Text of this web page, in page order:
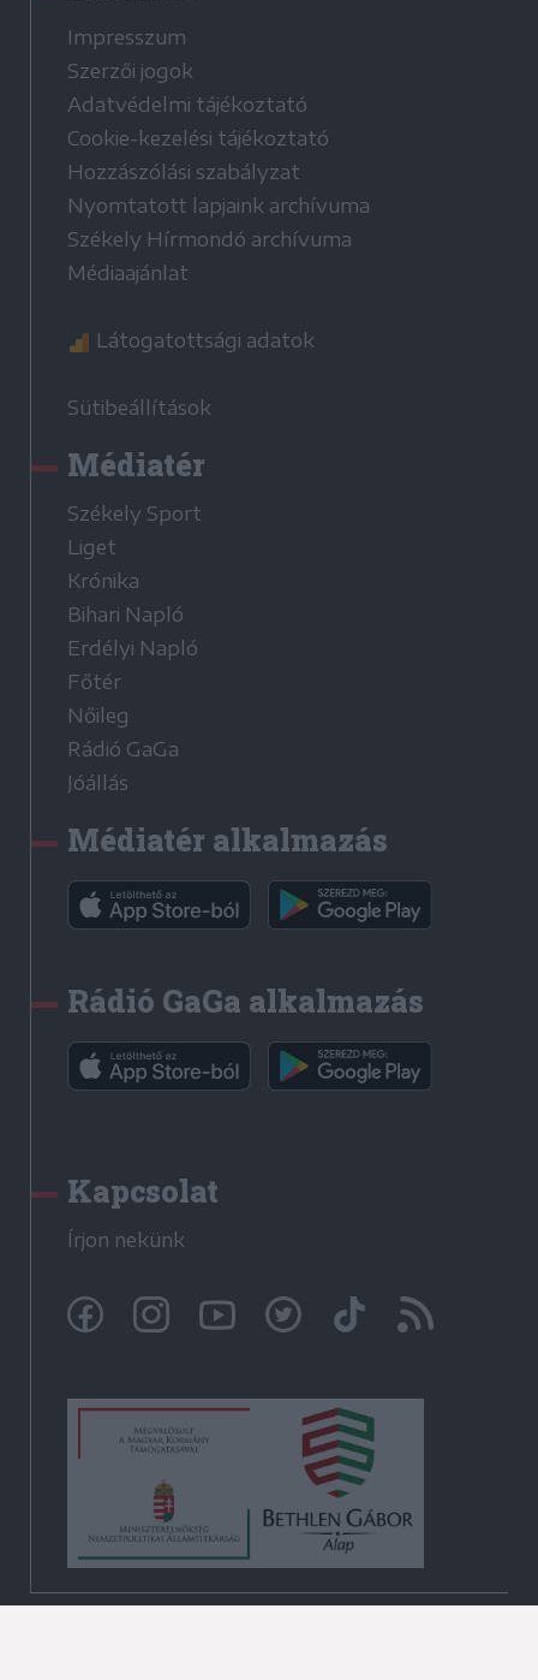
Impresszum
Szerzői jogok
Adatvédelmi tájékoztató
Cookie-kezelési tájékoztató
Hozzászólási szabályzat
Nyomtatott lapjaink archívuma
Székely Hírmondó archívuma
Médiaajánlat
Látogatottsági adatok
Sütibeállítások
Médiatér
Székely Sport
Liget
Krónika
Bihari Napló
Erdélyi Napló
Főtér
Nőileg
Rádió GaGa
Jóállás
Médiatér alkalmazás
Rádió GaGa alkalmazás
Kapcsolat
Írjon nekünk